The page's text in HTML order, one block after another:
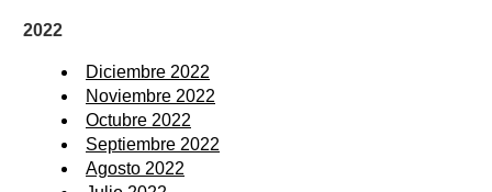
2022
Diciembre 2022
Noviembre 2022
Octubre 2022
Septiembre 2022
Agosto 2022